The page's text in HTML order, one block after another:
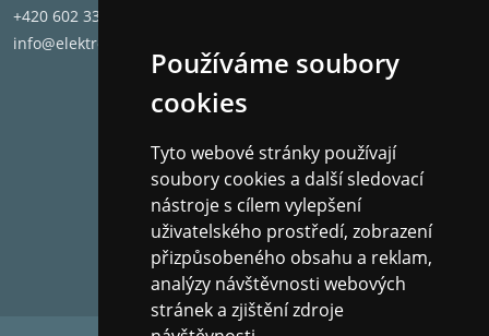
Používáme soubory
cookies
Tyto webové stránky používají
soubory cookies a další sledovací
nástroje s cílem vylepšení
uživatelského prostředí, zobrazení
přizpůsobeného obsahu a reklam,
analýzy návštěvnosti webových
stránek a zjištění zdroje
ROZMĚRY
Výška:
Povrchová úprava:
+420 602 331 662
info@elektronet.cz